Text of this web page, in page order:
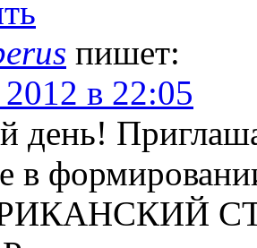
пишет:
в 22:05
день!
в